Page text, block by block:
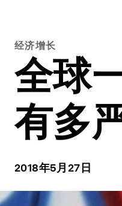
经济增长
全球
有多
2018年5月27日